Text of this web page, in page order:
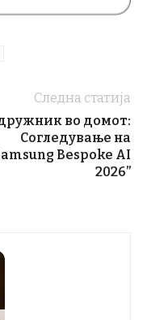
Следна статија
во домот:
Согледување на
Bespoke AI
2026”